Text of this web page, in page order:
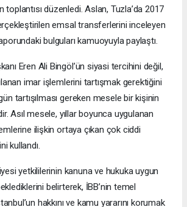
toplantısı düzenledi. Aslan, Tuzla’da 2017
emsal transferlerini inceleyen
bulguları kamuoyuyla paylaştı.
Eren Ali Bingöl’ün siyasi tercihini değil,
imar işlemlerini tartışmak gerektiğini
tartışılması gereken mesele bir kişinin
Asıl mesele, yıllar boyunca uygulanan
ilişkin ortaya çıkan çok ciddi
kullandı.
yetkililerinin kanuna ve hukuka uygun
belirterek, İBB’nin temel
hakkını ve kamu yararını korumak